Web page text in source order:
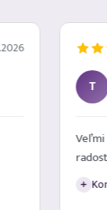
F
+
na